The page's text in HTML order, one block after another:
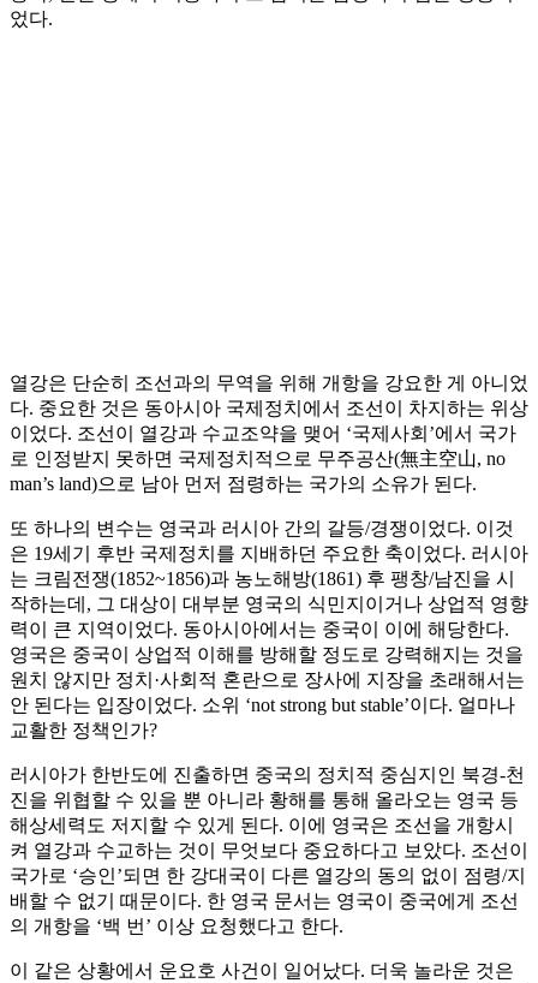
었다.
열강은 단순히 조선과의 무역을 위해 개항을 강요한 게 아니었
다. 중요한 것은 동아시아 국제정치에서 조선이 차지하는 위상
이었다. 조선이 열강과 수교조약을 맺어 ‘국제사회’에서 국가
로 인정받지 못하면 국제정치적으로 무주공산(無主空山, no
man’s land)으로 남아 먼저 점령하는 국가의 소유가 된다.
또 하나의 변수는 영국과 러시아 간의 갈등/경쟁이었다. 이것
은 19세기 후반 국제정치를 지배하던 주요한 축이었다. 러시아
는 크림전쟁(1852~1856)과 농노해방(1861) 후 팽창/남진을 시
작하는데, 그 대상이 대부분 영국의 식민지이거나 상업적 영향
력이 큰 지역이었다. 동아시아에서는 중국이 이에 해당한다.
영국은 중국이 상업적 이해를 방해할 정도로 강력해지는 것을
원치 않지만 정치·사회적 혼란으로 장사에 지장을 초래해서는
안 된다는 입장이었다. 소위 ‘not strong but stable’이다. 얼마나
교활한 정책인가?
러시아가 한반도에 진출하면 중국의 정치적 중심지인 북경-천
진을 위협할 수 있을 뿐 아니라 황해를 통해 올라오는 영국 등
해상세력도 저지할 수 있게 된다. 이에 영국은 조선을 개항시
켜 열강과 수교하는 것이 무엇보다 중요하다고 보았다. 조선이
국가로 ‘승인’되면 한 강대국이 다른 열강의 동의 없이 점령/지
배할 수 없기 때문이다. 한 영국 문서는 영국이 중국에게 조선
의 개항을 ‘백 번’ 이상 요청했다고 한다.
이 같은 상황에서 운요호 사건이 일어났다. 더욱 놀라운 것은